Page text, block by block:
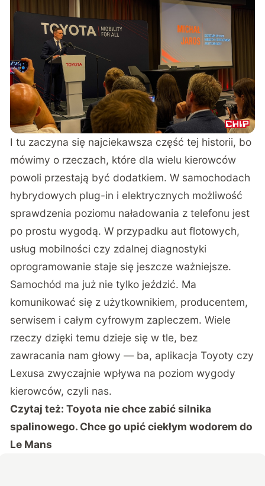
I tu zaczyna się najciekawsza część tej historii, bo
mówimy o rzeczach, które dla wielu kierowców
powoli przestają być dodatkiem. W samochodach
hybrydowych plug-in i elektrycznych możliwość
sprawdzenia poziomu naładowania z telefonu jest
po prostu wygodą. W przypadku aut flotowych,
usług mobilności czy zdalnej diagnostyki
oprogramowanie staje się jeszcze ważniejsze.
Samochód ma już nie tylko jeździć. Ma
komunikować się z użytkownikiem, producentem,
serwisem i całym cyfrowym zapleczem. Wiele
rzeczy dzięki temu dzieje się w tle, bez
zawracania nam głowy — ba, aplikacja Toyoty czy
Lexusa zwyczajnie wpływa na poziom wygody
kierowców, czyli nas.
Czytaj też:Toyota nie chce zabić silnika
spalinowego. Chce go upić ciekłym wodorem do
Le Mans